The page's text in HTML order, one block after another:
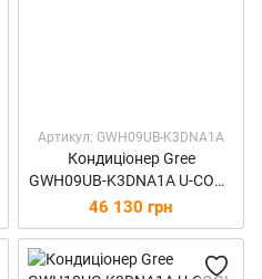
Артикул: GWH09UB-K3DNA1A
Кондиціонер Gree
GWH09UB-K3DNA1A U-COOL
DC Inverter
46 130 грн